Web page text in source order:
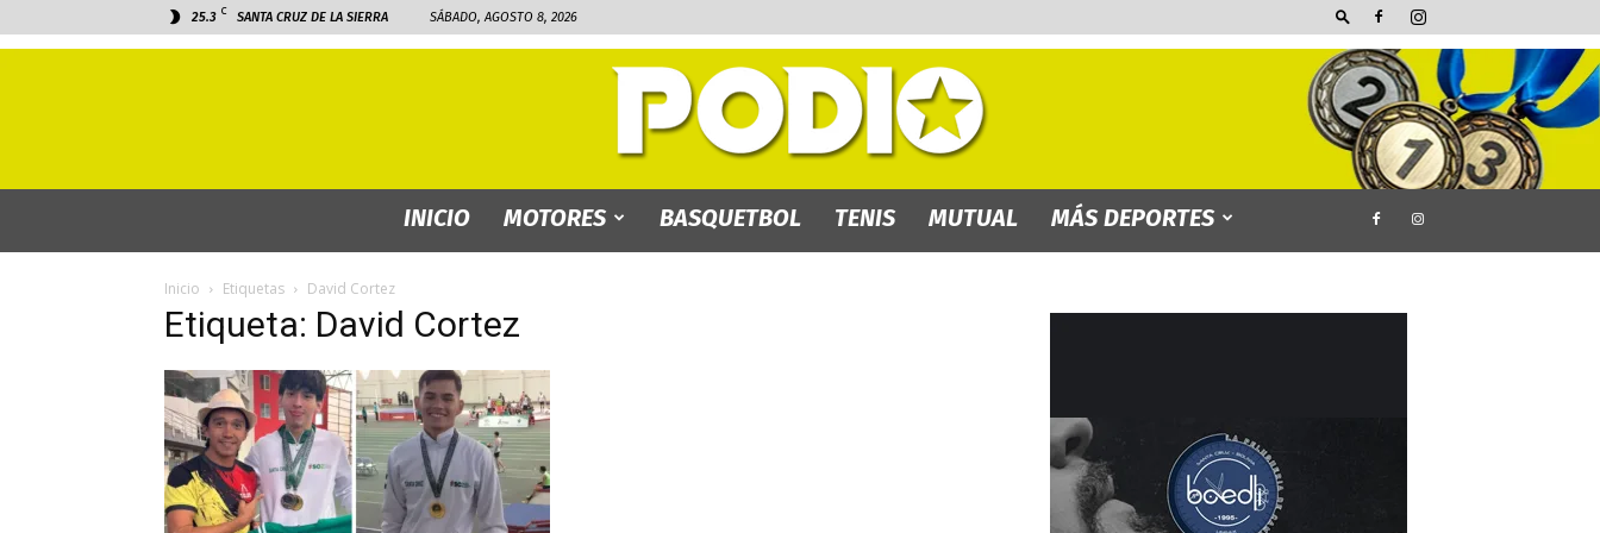
25.3 C SANTA CRUZ DE LA SIERRA SÁBADO, AGOSTO 8, 2026
INICIO MOTORES BASQUETBOL TENIS MUTUAL MÁS DEPORTES
Inicio Etiquetas David Cortez
Etiqueta: David Cortez